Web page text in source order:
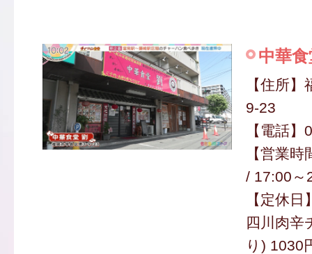
中華
【住所
9-23
【電話
【営業
/ 17:00～
【定休日
四川肉辛
り) 1030